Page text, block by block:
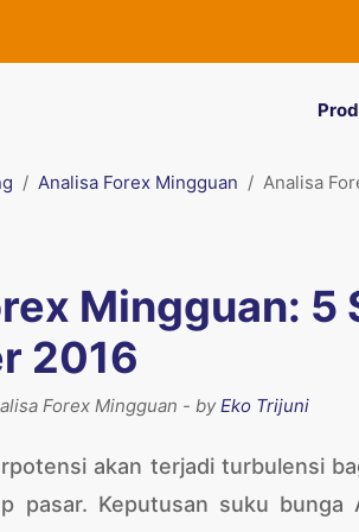
Analisa Forex Mingguan Analisa
Mingguan: 5
2016
Forex Mingguan - byEko Trijuni
akan terjadi turbulensi
pasar. Keputusan suku bunga